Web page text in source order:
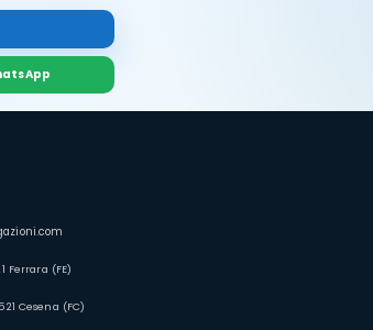
Ferrara (FE)
Cesena (FC)